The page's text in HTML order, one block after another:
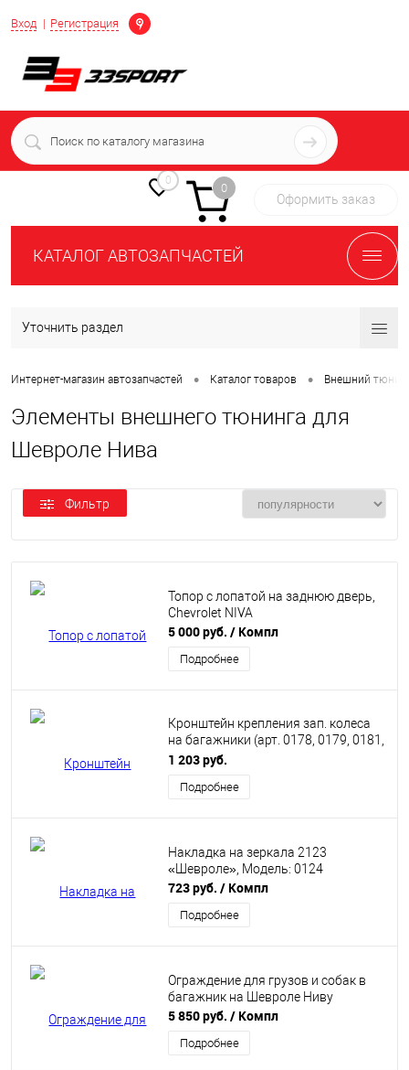
Вход Регистрация
Определение
+7 (939) 716-10-06
пн-пт 7:00-16:00 МСК
0
0
Оформить заказ
КАТАЛОГ АВТОЗАПЧАСТЕЙ
Уточнить раздел
Интернет-магазин автозапчастей • Каталог товаров • Внешний
Элементы внешнего тюнинга для
Шевроле Нива
Фильтр
Топор с лопатой на заднюю дверь,
Chevrolet NIVA
5 000 руб. / Компл
Подробнее
Кронштейн крепления зап. колеса
на багажники (арт. 0178, 0179, 0181,
0186) 2123 “Шеви”, Модель: 0187,
1 203 руб.
Подробнее
Накладка на зеркала 2123
«Шевроле», Модель: 0124
723 руб. / Компл
Подробнее
Ограждение для грузов и собак в
багажник на Шевроле Ниву
5 850 руб. / Компл
Подробнее